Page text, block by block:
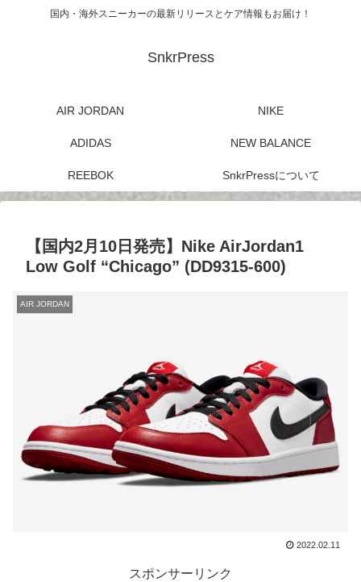
国内・海外スニーカーの最新リリースとケア情報もお届け！
SnkrPress
AIR JORDAN NIKE
ADIDAS NEW BALANCE
REEBOK SnkrPressについて
【国内2月10日発売】Nike AirJordan1
Low Golf “Chicago” (DD9315-600)
AIR JORDAN
2022.02.11
スポンサーリンク